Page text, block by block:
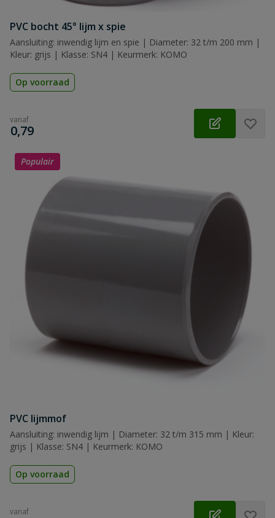
PVC bocht 45° lijm x spie
Aansluiting: inwendig lijm en spie | Diameter: 32 t/m 200 mm |
Kleur: grijs | Klasse: SN4 | Keurmerk: KOMO
Op voorraad
vanaf
€
0,79
Populair
PVC lijmmof
Aansluiting: inwendig lijm | Diameter: 32 t/m 315 mm | Kleur:
grijs | Klasse: SN4 | Keurmerk: KOMO
Op voorraad
vanaf